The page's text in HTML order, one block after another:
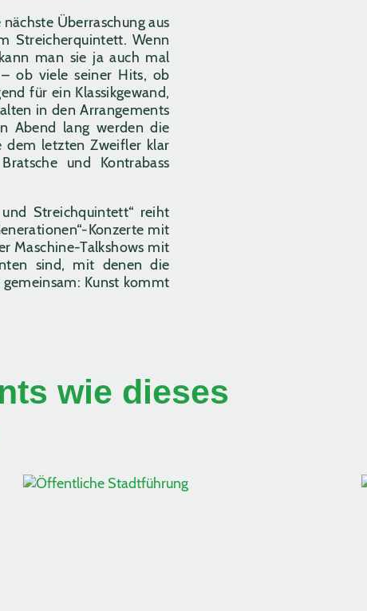
Überraschung aus
Streicherquintett. Wenn
man sie ja auch mal
– ob viele seiner Hits, ob
für ein Klassikgewand,
in den Arrangements
Abend lang werden die
dem letzten Zweifler klar
und Kontrabass
Streichquintett“ reiht
Konzerte mit
Maschine-Talkshows mit
sind, mit denen die
Kunst kommt
wie dieses